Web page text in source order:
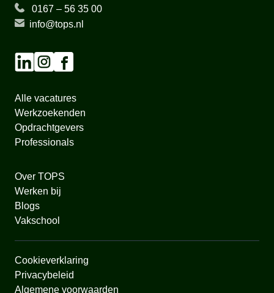
0167 – 56 35 00
info@tops.nl
Alle vacatures
Werkzoekenden
Opdrachtgevers
Professionals
Over TOPS
Werken bij
Blogs
Vakschool
Cookieverklaring
Privacybeleid
Algemene voorwaarden